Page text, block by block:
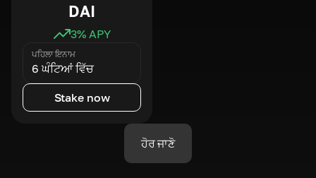
DAI
3% APY
ਪਹਿਲਾ ਇਨਾਮ
6 ਘੰਟਿਆਂ ਵਿੱਚ
Stake now
ਹੋਰ ਜਾਣੋ